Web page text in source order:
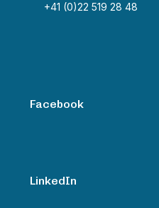
+41 (0)22 519 28 48
Facebook
LinkedIn